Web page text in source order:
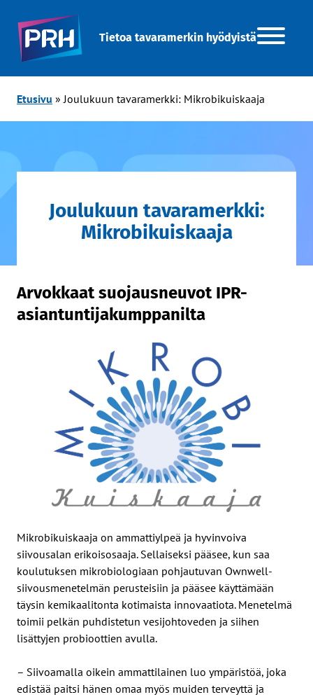
Tietoa tavaramerkin hyödyistä
Etusivu » Joulukuun tavaramerkki: Mikrobikuiskaaja
Joulukuun tavaramerkki:
Mikrobikuiskaaja
Arvokkaat suojausneuvot IPR-
asiantuntijakumppanilta
Mikrobikuiskaaja on ammattiylpeä ja hyvinvoiva
siivousalan erikoisosaaja. Sellaiseksi pääsee, kun saa
koulutuksen mikrobiologiaan pohjautuvan Ownwell-
siivousmenetelmän perusteisiin ja pääsee käyttämään
täysin kemikaalitonta kotimaista innovaatiota. Menetelmä
toimii pelkän puhdistetun vesijohtoveden ja siihen
lisättyjen probioottien avulla.
– Siivoamalla oikein ammattilainen luo ympäristöä, joka
edistää paitsi hänen omaa myös muiden terveyttä ja